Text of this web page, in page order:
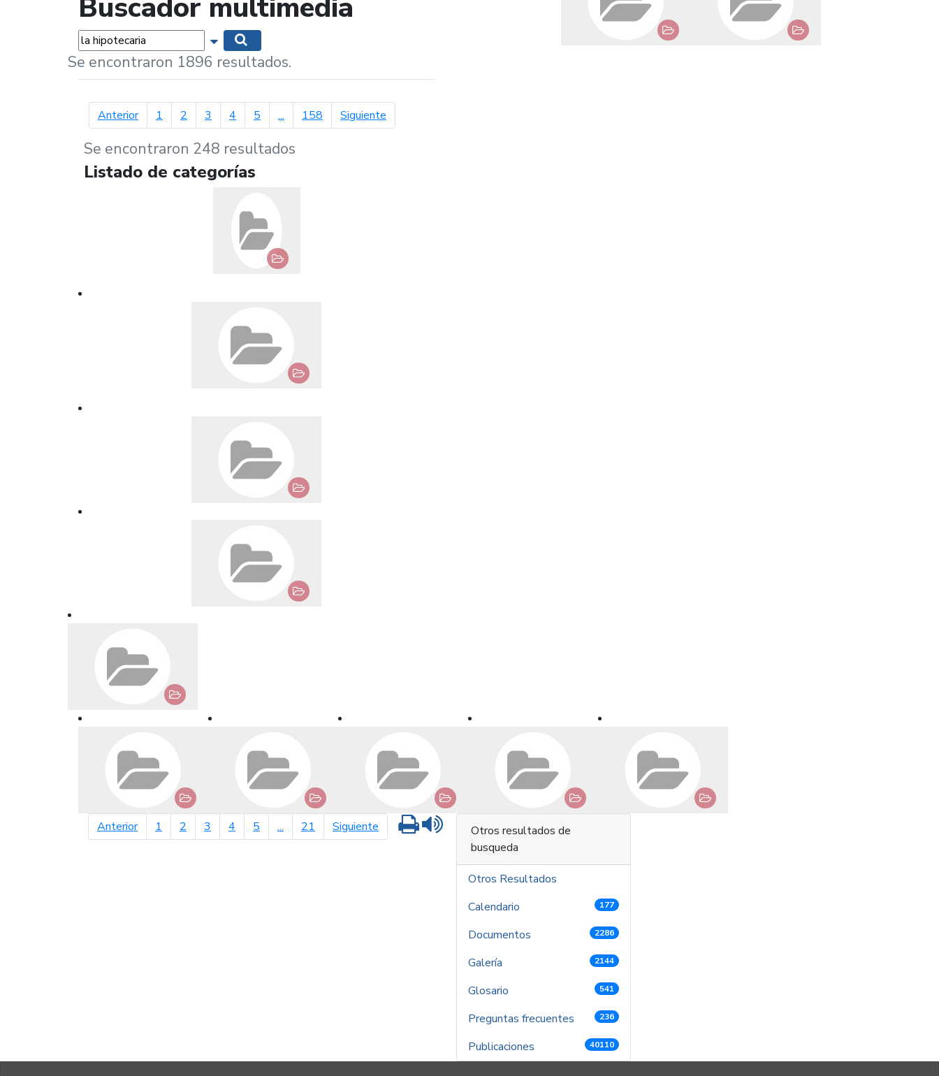
Buscador multimedia
Palabras... Mostrar opciones de búsqueda
Se encontraron 1896 resultados.
Anteriorpágina anterior
1 2 3 4 5 ... 158 Siguientepágina siguiente
Se encontraron 248 resultados
Listado de categorías
Anteriorpágina anterior
1 2 3 4 5 ... 21 Siguiente página siguiente
Imprimir
Otros resultados de
busqueda
Otros Resultados
Calendario
177
Documentos 2286
Galería 2144
Glosario 541
Preguntas frecuentes 236
Publicaciones 40110